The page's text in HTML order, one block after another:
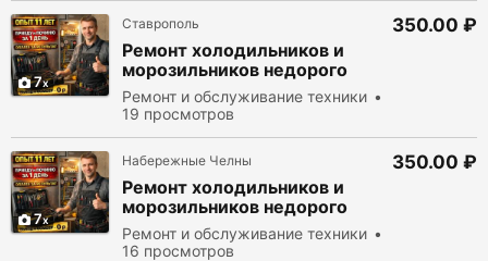
7
Ставрополь
Ремонт холодильников и
морозильников недорого
Ремонт и обслуживание техники
19 просмотров
350.00 ₽
7
Набережные Челны
Ремонт холодильников и
морозильников недорого
Ремонт и обслуживание техники
16 просмотров
350.00 ₽